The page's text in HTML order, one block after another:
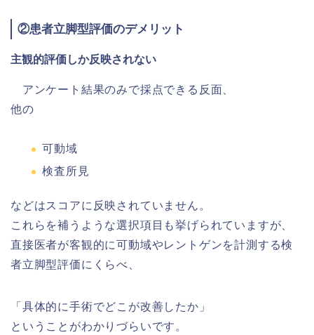
②患者立脚型評価のデメリット
主観的評価しか反映されない
アンケート結果のみで採点できる反面、
他の
可動域
検査所見
などはスコアに反映されていません。
これらを補うような選択項目も挙げられていますが、
直接医者が客観的に可動域やレントゲンを計測する検
者立脚型評価にくらべ、
「具体的に手術でどこが改善したか」
ということがわかりづらいです。